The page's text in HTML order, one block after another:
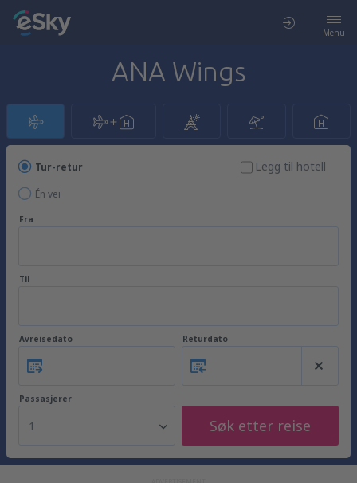
Menu
ANA Wings
Tur-retur
Én vei
Legg til hotell
Fra
Til
Avreisedato Returdato
Passasjerer
1 Søk etter reise